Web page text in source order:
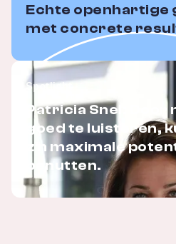
Echte openhartige
met concrete
Spotlight
Patricia Snel: Door
goed te luisteren,
z'n maximale
benutten.